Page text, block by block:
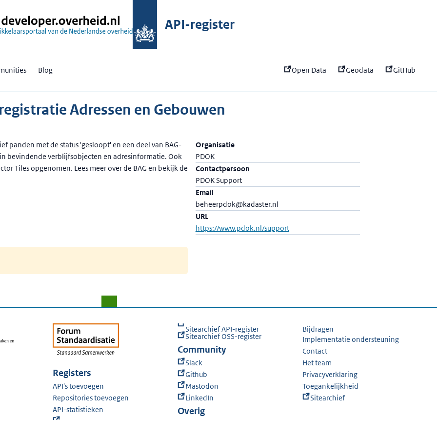
API-register:
Blog Open Data Geodata GitHub
Adressen en Gebouwen
panden met de status 'gesloopt' en een deel van BAG-
bevindende verblijfsobjecten en adresinformatie. Ook
Tiles opgenomen. Lees meer over de BAG en bekijk de
Organisatie
PDOK
Contactpersoon
PDOK Support
Email
beheerpdok@kadaster.nl
URL
https://www.pdok.nl/support
Registers
API's toevoegen
Repositories toevoegen
API-statistieken
Sitearchief API-register
Sitearchief OSS-register
Community
Slack
Github
Mastodon
LinkedIn
Overig
Bijdragen
Implementatie ondersteuning
Contact
Het team
Privacyverklaring
Toegankelijkheid
Sitearchief